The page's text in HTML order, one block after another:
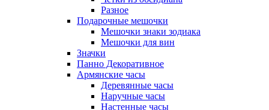
Разное
Подарочные мешочки
Мешочки знаки зодиака
Мешочки для вин
Значки
Панно Декоративное
Армянские часы
Деревянные часы
Наручные часы
Настенные часы